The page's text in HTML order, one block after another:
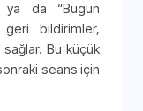
ya da “Bugün
bildirimler,
sağlar. Bu küçük
seans için